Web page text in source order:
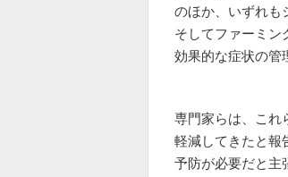
のほか、いずれも
そしてファーミン
効果的な症状の管
専門家らは、これ
軽減してきたと報
予防が必要だと主